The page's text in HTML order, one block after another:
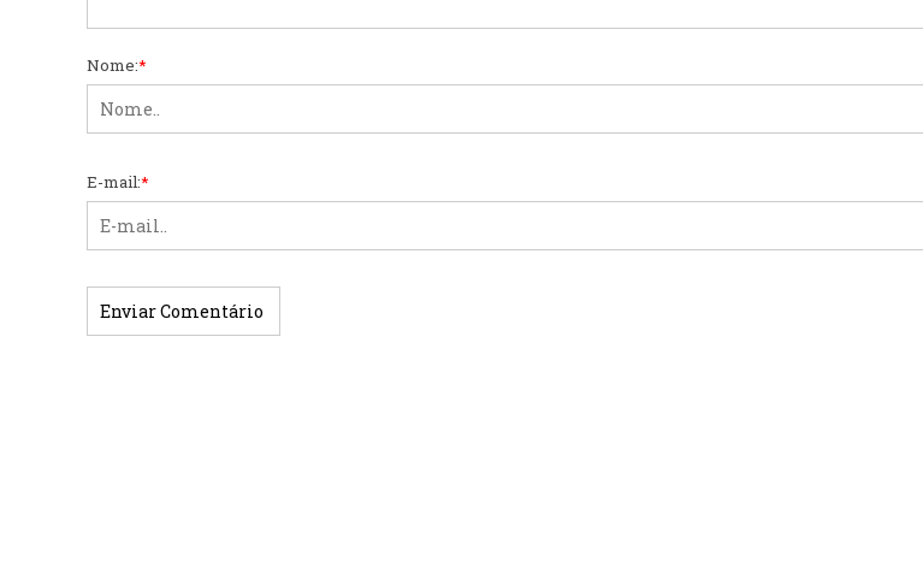
Nome:*
E-mail:*